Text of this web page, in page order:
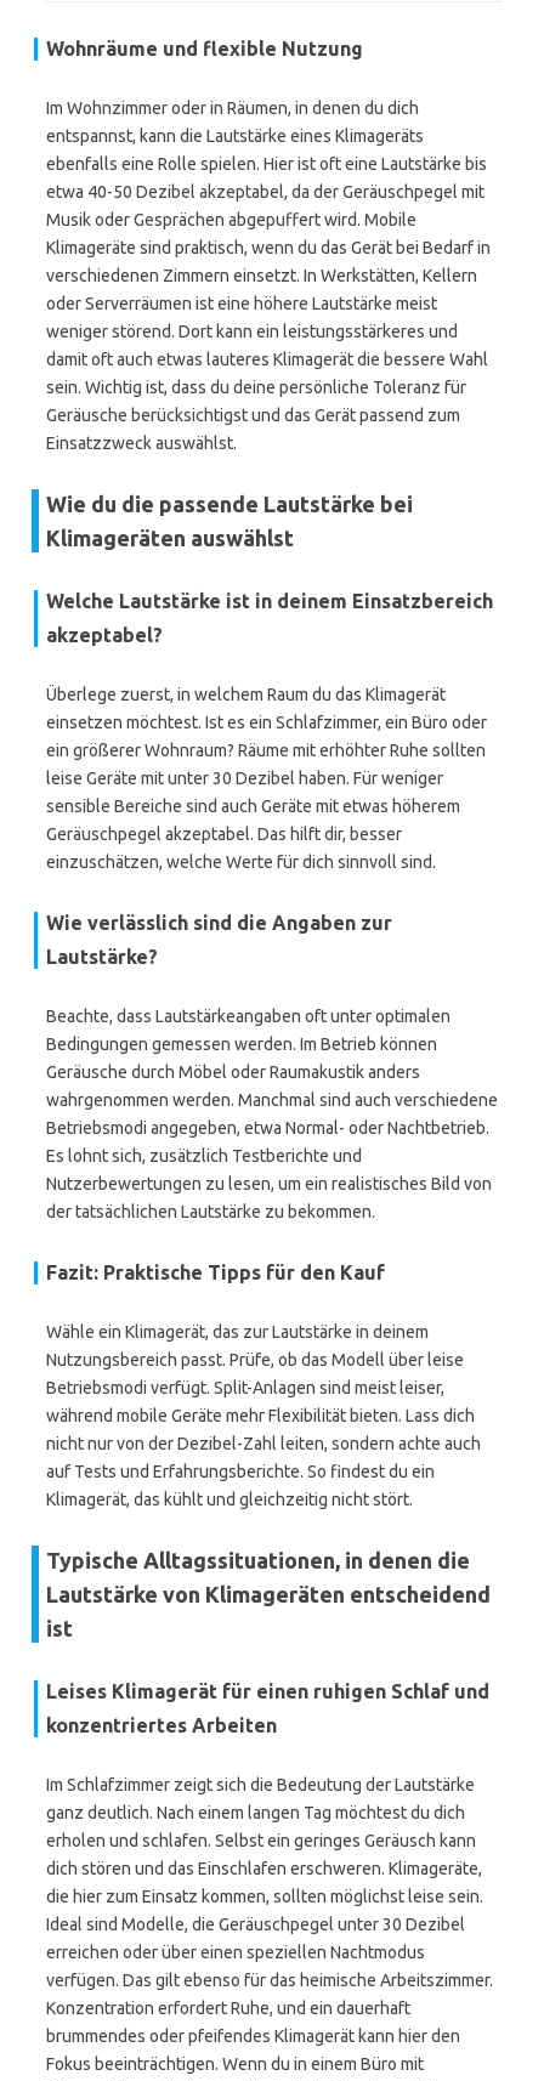
Wohnräume und flexible Nutzung
Im Wohnzimmer oder in Räumen, in denen du dich
entspannst, kann die Lautstärke eines Klimageräts
ebenfalls eine Rolle spielen. Hier ist oft eine Lautstärke bis
etwa 40-50 Dezibel akzeptabel, da der Geräuschpegel mit
Musik oder Gesprächen abgepuffert wird. Mobile
Klimageräte sind praktisch, wenn du das Gerät bei Bedarf in
verschiedenen Zimmern einsetzt. In Werkstätten, Kellern
oder Serverräumen ist eine höhere Lautstärke meist
weniger störend. Dort kann ein leistungsstärkeres und
damit oft auch etwas lauteres Klimagerät die bessere Wahl
sein. Wichtig ist, dass du deine persönliche Toleranz für
Geräusche berücksichtigst und das Gerät passend zum
Einsatzzweck auswählst.
Wie du die passende Lautstärke bei
Klimageräten auswählst
Welche Lautstärke ist in deinem Einsatzbereich
akzeptabel?
Überlege zuerst, in welchem Raum du das Klimagerät
einsetzen möchtest. Ist es ein Schlafzimmer, ein Büro oder
ein größerer Wohnraum? Räume mit erhöhter Ruhe sollten
leise Geräte mit unter 30 Dezibel haben. Für weniger
sensible Bereiche sind auch Geräte mit etwas höherem
Geräuschpegel akzeptabel. Das hilft dir, besser
einzuschätzen, welche Werte für dich sinnvoll sind.
Wie verlässlich sind die Angaben zur
Lautstärke?
Beachte, dass Lautstärkeangaben oft unter optimalen
Bedingungen gemessen werden. Im Betrieb können
Geräusche durch Möbel oder Raumakustik anders
wahrgenommen werden. Manchmal sind auch verschiedene
Betriebsmodi angegeben, etwa Normal- oder Nachtbetrieb.
Es lohnt sich, zusätzlich Testberichte und
Nutzerbewertungen zu lesen, um ein realistisches Bild von
der tatsächlichen Lautstärke zu bekommen.
Fazit: Praktische Tipps für den Kauf
Wähle ein Klimagerät, das zur Lautstärke in deinem
Nutzungsbereich passt. Prüfe, ob das Modell über leise
Betriebsmodi verfügt. Split-Anlagen sind meist leiser,
während mobile Geräte mehr Flexibilität bieten. Lass dich
nicht nur von der Dezibel-Zahl leiten, sondern achte auch
auf Tests und Erfahrungsberichte. So findest du ein
Klimagerät, das kühlt und gleichzeitig nicht stört.
Typische Alltagssituationen, in denen die
Lautstärke von Klimageräten entscheidend
ist
Leises Klimagerät für einen ruhigen Schlaf und
konzentriertes Arbeiten
Im Schlafzimmer zeigt sich die Bedeutung der Lautstärke
ganz deutlich. Nach einem langen Tag möchtest du dich
erholen und schlafen. Selbst ein geringes Geräusch kann
dich stören und das Einschlafen erschweren. Klimageräte,
die hier zum Einsatz kommen, sollten möglichst leise sein.
Ideal sind Modelle, die Geräuschpegel unter 30 Dezibel
erreichen oder über einen speziellen Nachtmodus
verfügen. Das gilt ebenso für das heimische Arbeitszimmer.
Konzentration erfordert Ruhe, und ein dauerhaft
brummendes oder pfeifendes Klimagerät kann hier den
Fokus beeinträchtigen. Wenn du in einem Büro mit